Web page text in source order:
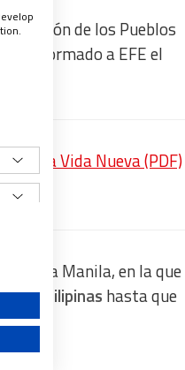
de los Pueblos
ha informado a EFE el
para Vida Nueva (PDF)
a Manila, en la que
en Filipinas hasta que